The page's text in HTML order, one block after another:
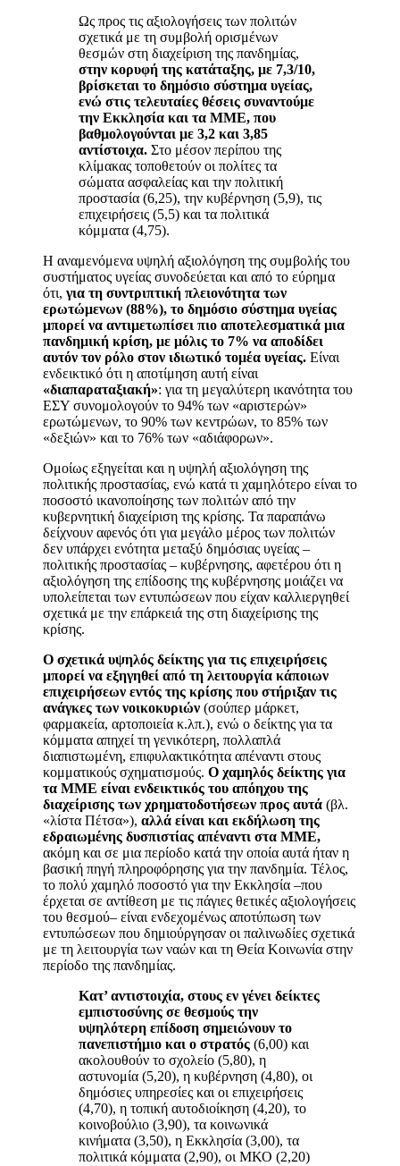
Ως προς τις αξιολογήσεις των πολιτών
σχετικά με τη συμβολή ορισμένων
θεσμών στη διαχείριση της πανδημίας,
στην κορυφή της κατάταξης, με 7,3/10,
βρίσκεται το δημόσιο σύστημα υγείας,
ενώ στις τελευταίες θέσεις συναντούμε
την Εκκλησία και τα ΜΜΕ, που
βαθμολογούνται με 3,2 και 3,85
αντίστοιχα. Στο μέσον περίπου της
κλίμακας τοποθετούν οι πολίτες τα
σώματα ασφαλείας και την πολιτική
προστασία (6,25), την κυβέρνηση (5,9), τις
επιχειρήσεις (5,5) και τα πολιτικά
κόμματα (4,75).
Η αναμενόμενα υψηλή αξιολόγηση της συμβολής του
συστήματος υγείας συνοδεύεται και από το εύρημα
ότι, για τη συντριπτική πλειονότητα των
ερωτώμενων (88%), το δημόσιο σύστημα υγείας
μπορεί να αντιμετωπίσει πιο αποτελεσματικά μια
πανδημική κρίση, με μόλις το 7% να αποδίδει
αυτόν τον ρόλο στον ιδιωτικό τομέα υγείας. Είναι
ενδεικτικό ότι η αποτίμηση αυτή είναι
«διαπαραταξιακή»: για τη μεγαλύτερη ικανότητα του
ΕΣΥ συνομολογούν το 94% των «αριστερών»
ερωτώμενων, το 90% των κεντρώων, το 85% των
«δεξιών» και το 76% των «αδιάφορων».
Ομοίως εξηγείται και η υψηλή αξιολόγηση της
πολιτικής προστασίας, ενώ κατά τι χαμηλότερο είναι το
ποσοστό ικανοποίησης των πολιτών από την
κυβερνητική διαχείριση της κρίσης. Τα παραπάνω
δείχνουν αφενός ότι για μεγάλο μέρος των πολιτών
δεν υπάρχει ενότητα μεταξύ δημόσιας υγείας –
πολιτικής προστασίας – κυβέρνησης, αφετέρου ότι η
αξιολόγηση της επίδοσης της κυβέρνησης μοιάζει να
υπολείπεται των εντυπώσεων που είχαν καλλιεργηθεί
σχετικά με την επάρκειά της στη διαχείρισης της
κρίσης.
Ο σχετικά υψηλός δείκτης για τις επιχειρήσεις
μπορεί να εξηγηθεί από τη λειτουργία κάποιων
επιχειρήσεων εντός της κρίσης που στήριξαν τις
ανάγκες των νοικοκυριών (σούπερ μάρκετ,
φαρμακεία, αρτοποιεία κ.λπ.), ενώ ο δείκτης για τα
κόμματα απηχεί τη γενικότερη, πολλαπλά
διαπιστωμένη, επιφυλακτικότητα απέναντι στους
κομματικούς σχηματισμούς. Ο χαμηλός δείκτης για
τα ΜΜΕ είναι ενδεικτικός του απόηχου της
διαχείρισης των χρηματοδοτήσεων προς αυτά (βλ.
«λίστα Πέτσα»), αλλά είναι και εκδήλωση της
εδραιωμένης δυσπιστίας απέναντι στα ΜΜΕ,
ακόμη και σε μια περίοδο κατά την οποία αυτά ήταν η
βασική πηγή πληροφόρησης για την πανδημία. Τέλος,
το πολύ χαμηλό ποσοστό για την Εκκλησία –που
έρχεται σε αντίθεση με τις πάγιες θετικές αξιολογήσεις
του θεσμού– είναι ενδεχομένως αποτύπωση των
εντυπώσεων που δημιούργησαν οι παλινωδίες σχετικά
με τη λειτουργία των ναών και τη Θεία Κοινωνία στην
περίοδο της πανδημίας.
Κατ’ αντιστοιχία, στους εν γένει δείκτες
εμπιστοσύνης σε θεσμούς την
υψηλότερη επίδοση σημειώνουν το
πανεπιστήμιο και ο στρατός (6,00) και
ακολουθούν το σχολείο (5,80), η
αστυνομία (5,20), η κυβέρνηση (4,80), οι
δημόσιες υπηρεσίες και οι επιχειρήσεις
(4,70), η τοπική αυτοδιοίκηση (4,20), το
κοινοβούλιο (3,90), τα κοινωνικά
κινήματα (3,50), η Εκκλησία (3,00), τα
πολιτικά κόμματα (2,90), οι ΜΚΟ (2,20)